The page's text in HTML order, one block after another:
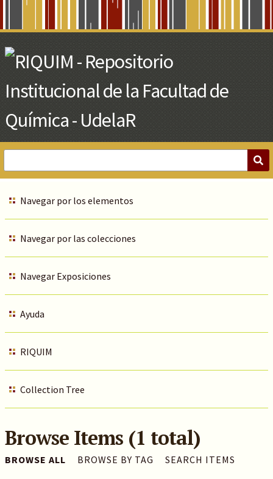
Main
Content
Navegar por los elementos
Navegar por las colecciones
Navegar Exposiciones
Ayuda
RIQUIM
Collection Tree
Browse Items (1 total)
BROWSE ALL BROWSE BY TAG SEARCH ITEMS